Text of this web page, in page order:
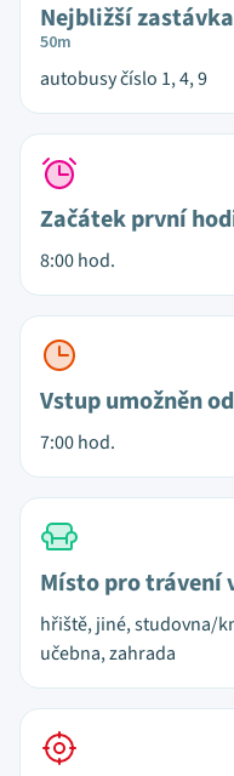
Nejbližší
50m
autobusy číslo 1, 4, 9
Začátek první
8:00 hod.
Vstup umožněn od
7:00 hod.
Místo pro trávení
hřiště, jiné, studovna/
učebna, zahrada